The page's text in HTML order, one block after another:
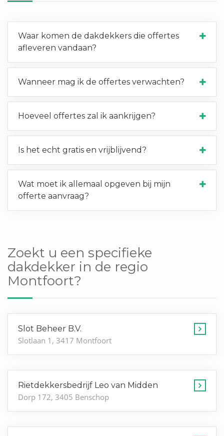
Waar komen de dakdekkers die offertes
afleveren vandaan?
Wanneer mag ik de offertes verwachten?
Hoeveel offertes zal ik aankrijgen?
Is het echt gratis en vrijblijvend?
Wat moet ik allemaal opgeven bij mijn
offerte aanvraag?
Zoekt u een specifieke
dakdekker in de regio
Montfoort?
Slot Beheer B.V.
Slotlaan 1, 3417 Montfoort
Rietdekkersbedrijf Leo van Midden
Dorp 172, 3405 Benschop